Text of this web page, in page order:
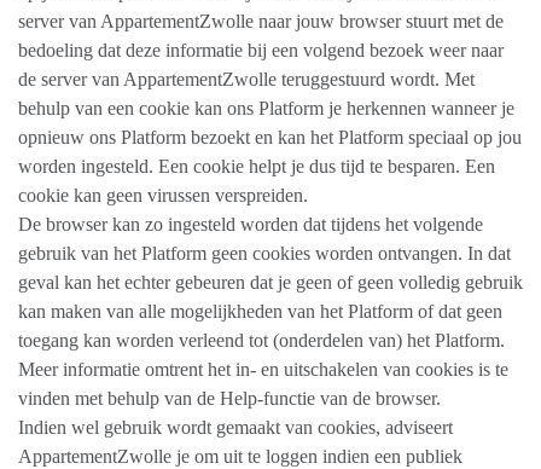
server van AppartementZwolle naar jouw browser stuurt met de
bedoeling dat deze informatie bij een volgend bezoek weer naar
de server van AppartementZwolle teruggestuurd wordt. Met
behulp van een cookie kan ons Platform je herkennen wanneer je
opnieuw ons Platform bezoekt en kan het Platform speciaal op jou
worden ingesteld. Een cookie helpt je dus tijd te besparen. Een
cookie kan geen virussen verspreiden.
De browser kan zo ingesteld worden dat tijdens het volgende
gebruik van het Platform geen cookies worden ontvangen. In dat
geval kan het echter gebeuren dat je geen of geen volledig gebruik
kan maken van alle mogelijkheden van het Platform of dat geen
toegang kan worden verleend tot (onderdelen van) het Platform.
Meer informatie omtrent het in- en uitschakelen van cookies is te
vinden met behulp van de Help-functie van de browser.
Indien wel gebruik wordt gemaakt van cookies, adviseert
AppartementZwolle je om uit te loggen indien een publiek